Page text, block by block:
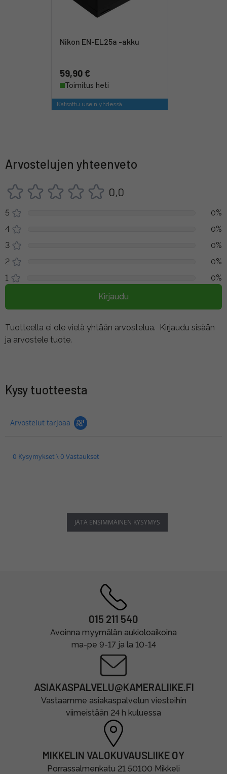
Nikon EN-EL25a -akku
59,90 €
Toimitus heti
Katsottu usein yhdessä
Arvostelujen yhteenveto
0,0
5
0%
4
0%
3
0%
2
0%
1
0%
Kirjaudu
Tuotteella ei ole vielä yhtään arvostelua. Kirjaudu sisään
ja arvostele tuote.
Kysy tuotteesta
Arvostelut tarjoaa
0 Kysymykset \ 0 Vastaukset
JÄTÄ ENSIMMÄINEN KYSYMYS
015 211 540
Avoinna myymälän aukioloaikoina
ma-pe 9-17 ja la 10-14
ASIAKASPALVELU@KAMERALIIKE.FI
Vastaamme asiakaspalvelun viesteihin
viimeistään 24 h kuluessa
MIKKELIN VALOKUVAUSLIIKE OY
Porrassalmenkatu 21 50100 Mikkeli